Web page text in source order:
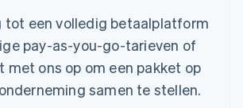
tot een volledig betaalplatform
pay-as-you-go-tarieven of
met ons op om een pakket op
samen te stellen.